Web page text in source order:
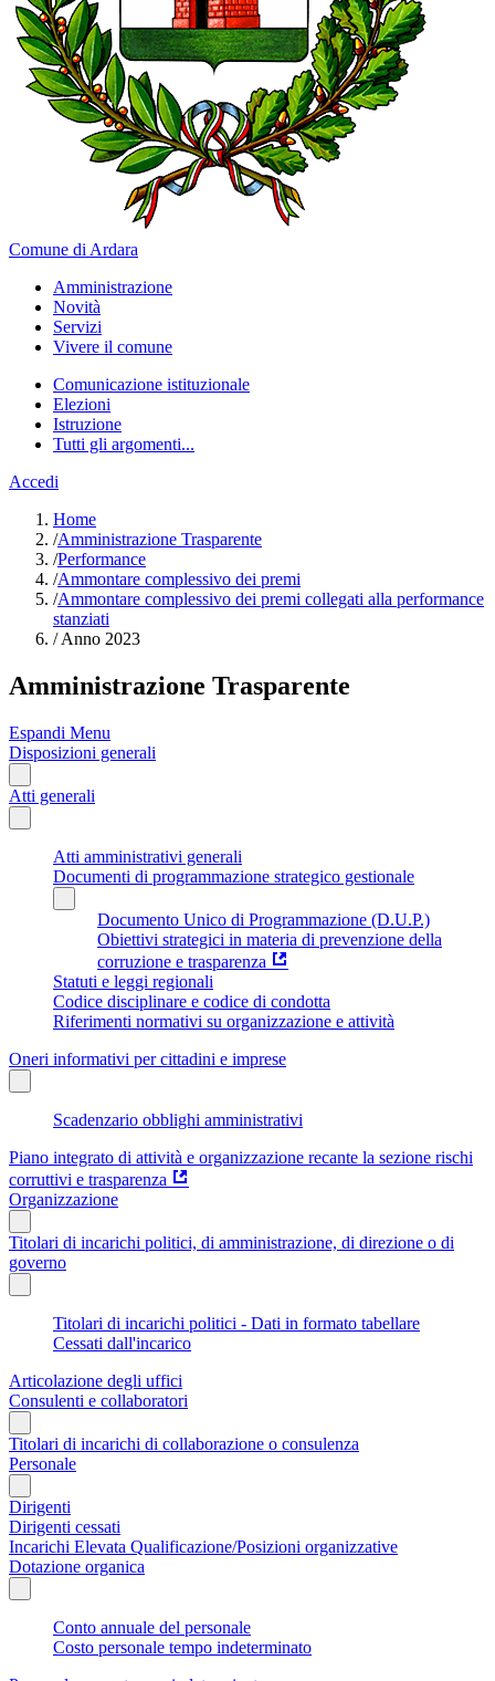
Comune di Ardara
Amministrazione
Novità
Servizi
Vivere il comune
Comunicazione istituzionale
Elezioni
Istruzione
Tutti gli argomenti...
Accedi
Home
/Amministrazione Trasparente
/Performance
/Ammontare complessivo dei premi
/Ammontare complessivo dei premi collegati alla performance
stanziati
/Anno 2023
Amministrazione Trasparente
Espandi Menu
Disposizioni generali
Atti generali
Atti amministrativi generali
Documenti di programmazione strategico gestionale
Documento Unico di Programmazione (D.U.P.)
Obiettivi strategici in materia di prevenzione della
corruzione e trasparenza
Statuti e leggi regionali
Codice disciplinare e codice di condotta
Riferimenti normativi su organizzazione e attività
Oneri informativi per cittadini e imprese
Scadenzario obblighi amministrativi
Piano integrato di attività e organizzazione recante la sezione rischi
corruttivi e trasparenza
Organizzazione
Titolari di incarichi politici, di amministrazione, di direzione o di
governo
Titolari di incarichi politici - Dati in formato tabellare
Cessati dall'incarico
Articolazione degli uffici
Consulenti e collaboratori
Titolari di incarichi di collaborazione o consulenza
Personale
Dirigenti
Dirigenti cessati
Incarichi Elevata Qualificazione/Posizioni organizzative
Dotazione organica
Conto annuale del personale
Costo personale tempo indeterminato